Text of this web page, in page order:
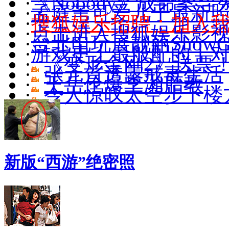
·孟庭苇可爱儿子最新
·搜狐娱乐招聘：加入
·点击进入搜狐娱乐影
·台北电玩展靓丽
·游戏史上最般配的十
· 《变形金刚2》送票
· 张元首透露戒毒生活
· 王岳伦爆李湘胎教
· 令人惊叹太空步下楼
新版“西游”绝密照